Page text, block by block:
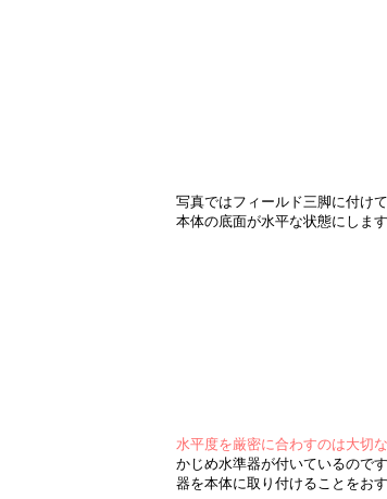
写真ではフィールド三脚に付け
本体の底面が水平な状態にします
水平度を厳密に合わすのは大切
かじめ水準器が付いているので
器を本体に取り付けることをお